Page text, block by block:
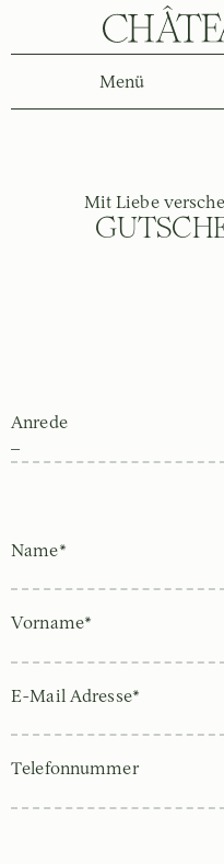
Menü
Mit Liebe
Anrede
Name*
Vorname*
E-Mail Adresse*
Telefonnummer